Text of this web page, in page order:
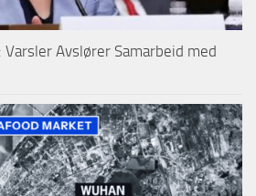
Avslører Samarbeid med